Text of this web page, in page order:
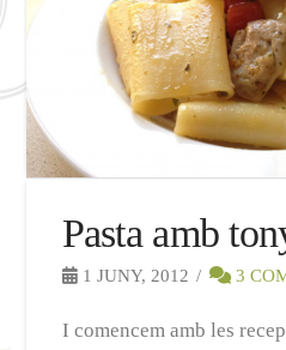
Pasta amb
1 JUNY, 2012 3
I comencem amb les